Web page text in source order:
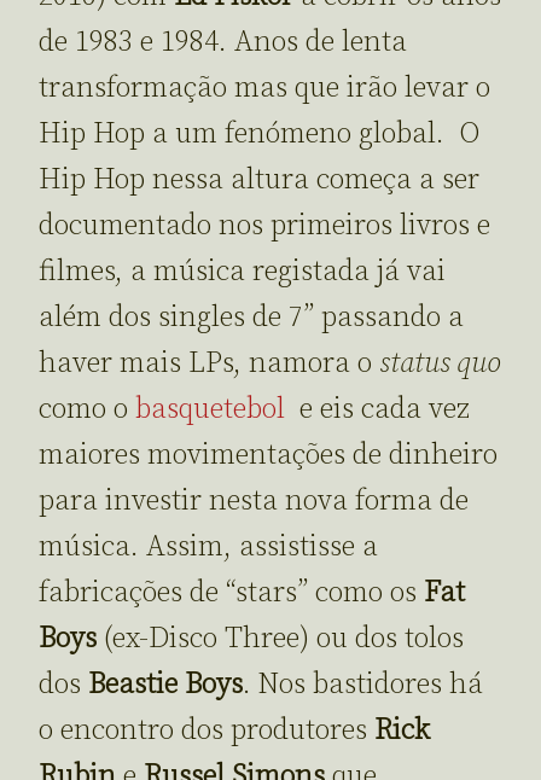
de 1983 e 1984. Anos de lenta
transformação mas que irão levar o
Hip Hop a um fenómeno global. O
Hip Hop nessa altura começa a ser
documentado nos primeiros livros e
filmes, a música registada já vai
além dos singles de 7” passando a
haver mais LPs, namora o status quo
como o basquetebol e eis cada vez
maiores movimentações de dinheiro
para investir nesta nova forma de
música. Assim, assistisse a
fabricações de “stars” como os Fat
Boys (ex-Disco Three) ou dos tolos
dos Beastie Boys. Nos bastidores há
o encontro dos produtores Rick